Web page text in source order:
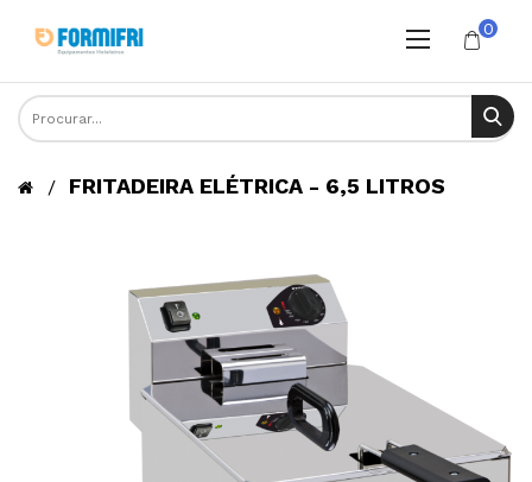
0
FRITADEIRA ELÉTRICA - 6,5 LITROS